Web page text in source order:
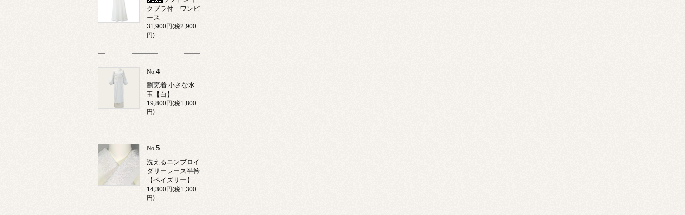
クブラ付 ワンピ
ース
31,900円(税2,900
円)
No.4
割烹着 小さな水
玉【白】
19,800円(税1,800
円)
No. 5
洗えるエンブロイ
ダリーレース半衿
【ペイズリー】
14,300円(税1,300
円)